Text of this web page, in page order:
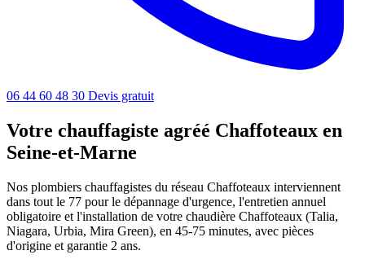
06 44 60 48 30 Devis gratuit
Votre chauffagiste agréé Chaffoteaux en
Seine-et-Marne
Nos plombiers chauffagistes du réseau Chaffoteaux interviennent
dans tout le 77 pour le dépannage d'urgence, l'entretien annuel
obligatoire et l'installation de votre chaudière Chaffoteaux (Talia,
Niagara, Urbia, Mira Green), en 45-75 minutes, avec pièces
d'origine et garantie 2 ans.